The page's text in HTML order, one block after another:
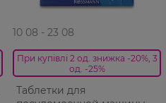
10 08 - 23 08
При купівлі 2 од. знижка -20%, 3
од. -25%
Таблетки для